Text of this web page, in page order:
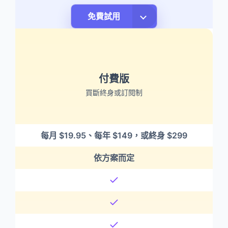
免費試用
付費版
買斷終身或訂閱制
每月 $19.95、每年 $149，或終身 $299
依方案而定